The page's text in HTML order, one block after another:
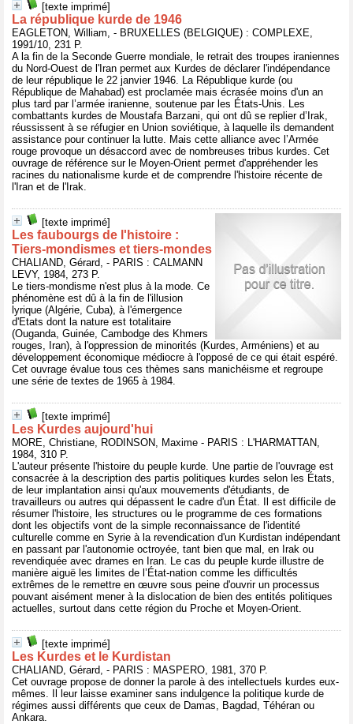
[texte imprimé]
La république kurde de 1946
EAGLETON, William, - BRUXELLES (BELGIQUE) : COMPLEXE,
1991/10, 231 P.
A la fin de la Seconde Guerre mondiale, le retrait des troupes iraniennes
du Nord-Ouest de l'Iran permet aux Kurdes de déclarer l'indépendance
de leur république le 22 janvier 1946. La République kurde (ou
République de Mahabad) est proclamée mais écrasée moins d'un an
plus tard par l’armée iranienne, soutenue par les États-Unis. Les
combattants kurdes de Moustafa Barzani, qui ont dû se replier d’Irak,
réussissent à se réfugier en Union soviétique, à laquelle ils demandent
assistance pour continuer la lutte. Mais cette alliance avec l’Armée
rouge provoque un désaccord avec de nombreuses tribus kurdes. Cet
ouvrage de référence sur le Moyen-Orient permet d'appréhender les
racines du nationalisme kurde et de comprendre l'histoire récente de
l'Iran et de l'Irak.
[texte imprimé]
Les faubourgs de l'histoire :
Tiers-mondismes et tiers-mondes
CHALIAND, Gérard, - PARIS : CALMANN
LEVY, 1984, 273 P.
Le tiers-mondisme n'est plus à la mode. Ce
phénomène est dû à la fin de l'illusion
lyrique (Algérie, Cuba), à l'émergence
d'Etats dont la nature est totalitaire
(Ouganda, Guinée, Cambodge des Khmers
rouges, Iran), à l'oppression de minorités (Kurdes, Arméniens) et au
développement économique médiocre à l'opposé de ce qui était espéré.
Cet ouvrage évalue tous ces thèmes sans manichéisme et regroupe
une série de textes de 1965 à 1984.
[texte imprimé]
Les Kurdes aujourd'hui
MORE, Christiane, RODINSON, Maxime - PARIS : L'HARMATTAN,
1984, 310 P.
L'auteur présente l'histoire du peuple kurde. Une partie de l'ouvrage est
consacrée à la description des partis politiques kurdes selon les États,
de leur implantation ainsi qu'aux mouvements d'étudiants, de
travailleurs ou autres qui dépassent le cadre d'un État. Il est difficile de
résumer l'histoire, les structures ou le programme de ces formations
dont les objectifs vont de la simple reconnaissance de l'identité
culturelle comme en Syrie à la revendication d'un Kurdistan indépendant
en passant par l'autonomie octroyée, tant bien que mal, en Irak ou
revendiquée avec drames en Iran. Le cas du peuple kurde illustre de
manière aiguë les limites de l’État-nation comme les difficultés
extrêmes de le remettre en œuvre sous peine d'ouvrir un processus
pouvant aisément mener à la dislocation de bien des entités politiques
actuelles, surtout dans cette région du Proche et Moyen-Orient.
[texte imprimé]
Les Kurdes et le Kurdistan
CHALIAND, Gérard, - PARIS : MASPERO, 1981, 370 P.
Cet ouvrage propose de donner la parole à des intellectuels kurdes eux-
mêmes. Il leur laisse examiner sans indulgence la politique kurde de
régimes aussi différents que ceux de Damas, Bagdad, Téhéran ou
Ankara.